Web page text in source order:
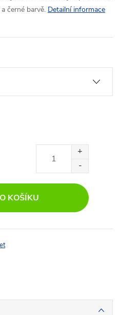
černé barvě. Detailní informace
KOŠÍKU